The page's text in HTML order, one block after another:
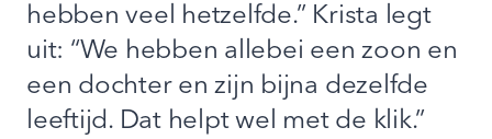
hebben veel hetzelfde.” Krista legt
uit: “We hebben allebei een zoon en
een dochter en zijn bijna dezelfde
leeftijd. Dat helpt wel met de klik.”